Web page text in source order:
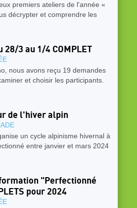
premiers ateliers de l'année «
décrypter et comprendre les
28/3 au 1/4 COMPLET
nous avons reçu 19 demandes
et choisir les participants.
de l'hiver alpin
un cycle alpinisme hivernal à
entre janvier et mars 2024
"Perfectionné
pour 2024